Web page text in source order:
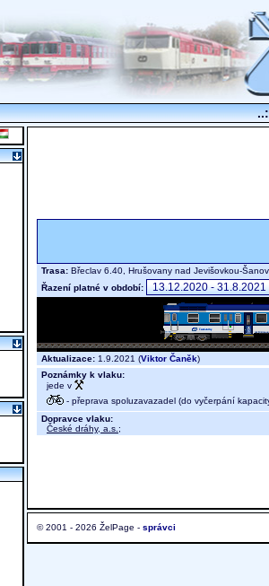
Trasa: Břeclav 6.40, Hrušovany nad Jevišovkou-
Řazení platné v období:
Aktualizace: 1.9.2021 (Viktor Čaněk)
Poznámky k vlaku:
jede v
- přeprava spoluzavazadel (do vyčerpání
Dopravce vlaku:
České dráhy, a.s. ;
© 2001 - 2026 ŽelPage - správci